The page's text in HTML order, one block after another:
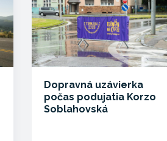
Dopravná uzávierka
počas podujatia Korzo
Soblahovská